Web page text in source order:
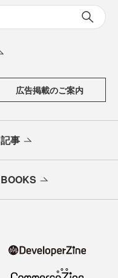
広告掲載のご案内
記事
BOOKS